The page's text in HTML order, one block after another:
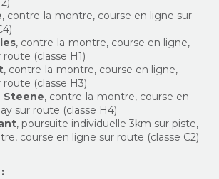
, contre-la-montre, course en ligne sur
, contre-la-montre, course en ligne,
(classe H1)
, contre-la-montre, course en ligne,
(classe H3)
Steene, contre-la-montre, course en
sur route (classe H4)
, poursuite individuelle 3km sur piste,
course en ligne sur route (classe C2)